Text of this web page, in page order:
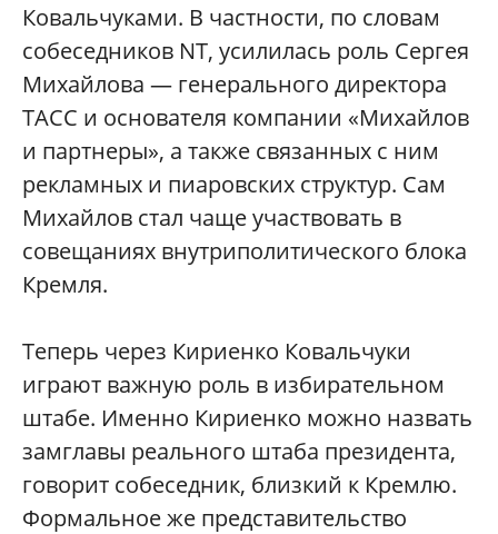
Ковальчуками. В частности, по словам
собеседников NT, усилилась роль Сергея
Михайлова — генерального директора
ТАСС и основателя компании «Михайлов
и партнеры», а также связанных с ним
рекламных и пиаровских структур. Сам
Михайлов стал чаще участвовать в
совещаниях внутриполитического блока
Кремля.
Теперь через Кириенко Ковальчуки
играют важную роль в избирательном
штабе. Именно Кириенко можно назвать
замглавы реального штаба президента,
говорит собеседник, близкий к Кремлю.
Формальное же представительство